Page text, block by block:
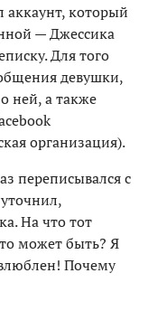
который
— Джессика
Для того
девушки,
ней, а также
организация).
переписывался с
На что тот
может быть? Я
Почему